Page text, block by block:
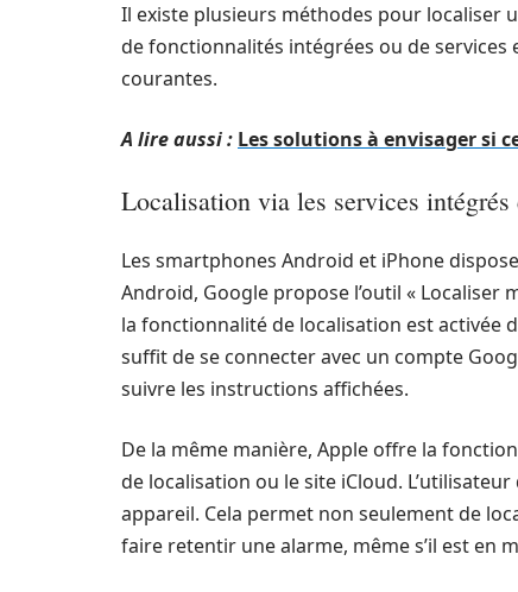
Il existe plusieurs méthodes pour localiser
de fonctionnalités intégrées ou de services
courantes.
A lire aussi : Les solutions à envisager si
Localisation via les services intégrés
Les smartphones Android et iPhone
Android, Google propose l’outil « Localiser
la fonctionnalité de localisation est activée
suffit de se connecter avec un compte
suivre les instructions affichées.
De la même manière, Apple offre la
de localisation ou le site iCloud.
appareil. Cela permet non seulement de
faire retentir une alarme, même s’il est en